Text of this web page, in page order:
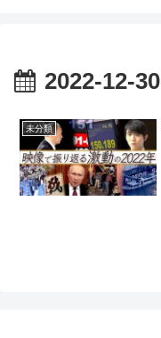
2022-12-30
未分類